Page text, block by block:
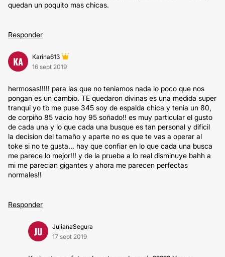
quedan un poquito mas chicas.
Responder
KA
Karina613
16 sept 2019
hermosas!!!!! para las que no teniamos nada lo poco que nos
pongan es un cambio. TE quedaron divinas es una medida super
tranqui yo tb me puse 345 soy de espalda chica y tenia un 80,
de corpiño 85 vacio hoy 95 soñado!! es muy particular el gusto
de cada una y lo que cada una busque es tan personal y dificil
la decision del tamaño y aparte no es que te vas a operar al
toke si no te gusta... hay que confiar en lo que cada una busca
me parece lo mejor!!! y de la prueba a lo real disminuye bahh a
mi me parecian gigantes y ahora me parecen perfectas
normales!!
Responder
JU
JulianaSegura
17 sept 2019